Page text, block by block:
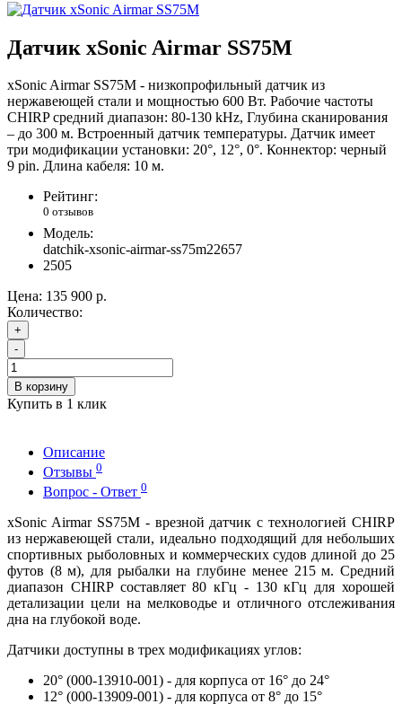
Датчик xSonic Airmar SS75M
xSonic Airmar SS75M - низкопрофильный датчик из
нержавеющей стали и мощностью 600 Вт. Рабочие частоты
CHIRP средний диапазон: 80-130 kHz, Глубина сканирования
– до 300 м. Встроенный датчик температуры. Датчик имеет
три модификации установки: 20°, 12°, 0°. Коннектор: черный
9 pin. Длина кабеля: 10 м.
Рейтинг:
0 отзывов
Модель:
datchik-xsonic-airmar-ss75m22657
2505
Цена: 135 900 р.
Количество:
+
-
В корзину
Купить в 1 клик
Описание
Отзывы 0
Вопрос - Ответ 0
xSonic Airmar SS75M - врезной датчик с технологией CHIRP
из нержавеющей стали, идеально подходящий для небольших
спортивных рыболовных и коммерческих судов длиной до 25
футов (8 м), для рыбалки на глубине менее 215 м. Средний
диапазон CHIRP составляет 80 кГц - 130 кГц для хорошей
детализации цели на мелководье и отличного отслеживания
дна на глубокой воде.
Датчики доступны в трех модификациях углов:
20° (000-13910-001) - для корпуса от 16° до 24°
12° (000-13909-001) - для корпуса от 8° до 15°